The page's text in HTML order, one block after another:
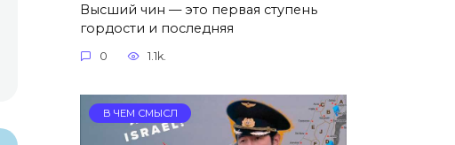
Высший чин — это первая ступень
гордости и последняя
0 1.1k.
В ЧЕМ СМЫСЛ